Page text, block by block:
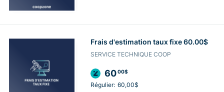
Frais d'estimation taux fixe 60.00$
SERVICE TECHNIQUE COOP
6000$
Régulier: 60,00$